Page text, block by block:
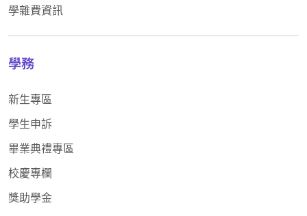
學雜費資訊
學務
新生專區
學生申訴
畢業典禮專區
校慶專欄
獎助學金